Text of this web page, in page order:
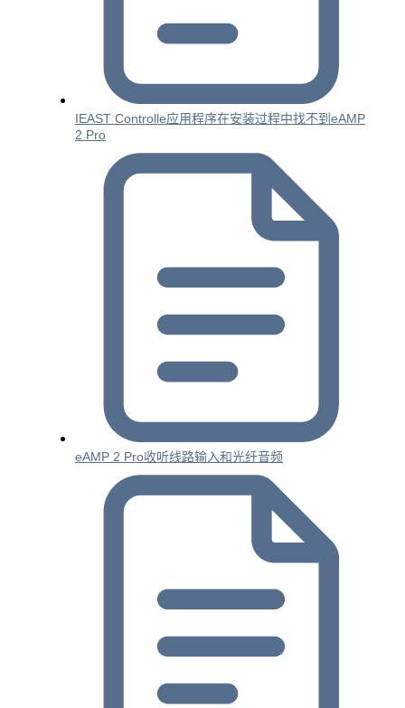
IEAST Controlle应用程序在安装过程中找不到eAMP
2 Pro
eAMP 2 Pro收听线路输入和光纤音频